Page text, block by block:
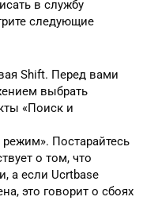
в службу
следующие
Shift. Перед вами
выбрать
«Поиск и
Постарайтесь
о том, что
а если Ucrtbase
это говорит о сбоях